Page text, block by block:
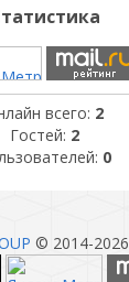
всего: 2
Гостей: 2
0
© 2014-2026